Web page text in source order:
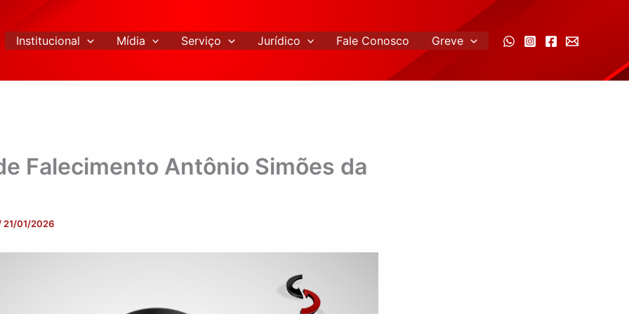
Institucional Mídia Serviço Jurídico Fale Conosco Greve
Falecimento Antônio Simões da
21/01/2026